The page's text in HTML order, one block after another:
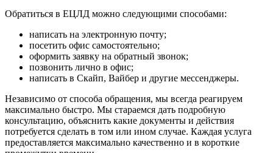
Обратиться в ЕЦЛД можно следующими способами:
написать на электронную почту;
посетить офис самостоятельно;
оформить заявку на обратный звонок;
позвонить лично в офис;
написать в Скайп, Вайбер и другие мессенджеры.
Независимо от способа обращения, мы всегда реагируем
максимально быстро. Мы стараемся дать подробную
консультацию, объяснить какие документы и действия
потребуется сделать в том или ином случае. Каждая услуга
предоставляется максимально качественно и в короткие